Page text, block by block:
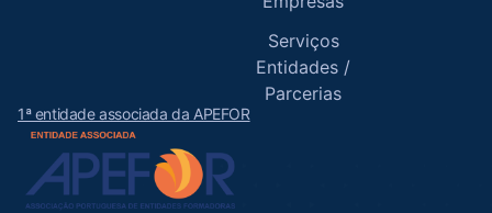
Serviços
Entidades /
Parcerias
1ª entidade associada da APEFOR